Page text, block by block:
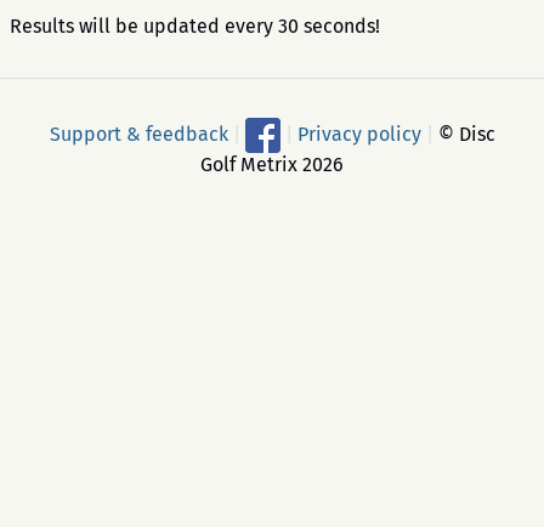
Results will be updated every 30 seconds!
Support & feedback Privacy policy
© Disc
Golf Metrix 2026